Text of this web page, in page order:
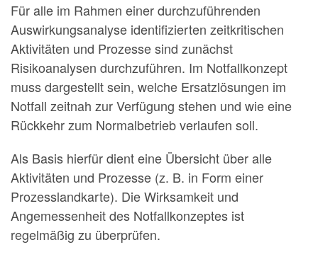
Für alle im Rahmen einer durchzuführenden
Auswirkungsanalyse identifizierten zeitkritischen
Aktivitäten und Prozesse sind zunächst
Risikoanalysen durchzuführen. Im Notfallkonzept
muss dargestellt sein, welche Ersatzlösungen im
Notfall zeitnah zur Verfügung stehen und wie eine
Rückkehr zum Normalbetrieb verlaufen soll.
Als Basis hierfür dient eine Übersicht über alle
Aktivitäten und Prozesse (z. B. in Form einer
Prozesslandkarte). Die Wirksamkeit und
Angemessenheit des Notfallkonzeptes ist
regelmäßig zu überprüfen.